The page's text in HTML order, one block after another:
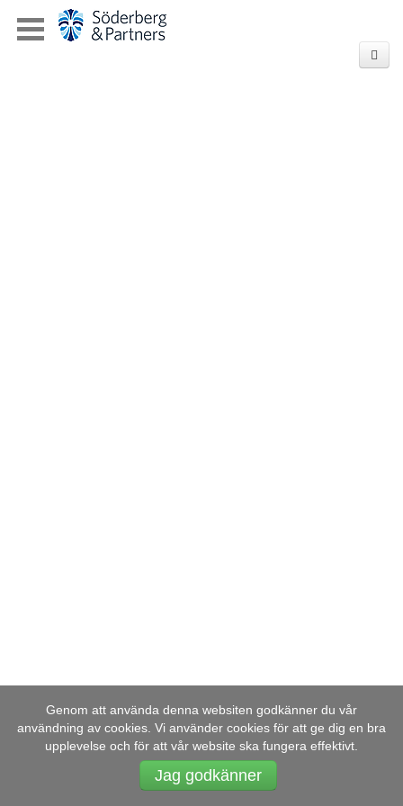
Genom att använda denna websiten godkänner du vår
användning av cookies. Vi använder cookies för att ge dig en bra
upplevelse och för att vår website ska fungera effektivt.
Jag godkänner